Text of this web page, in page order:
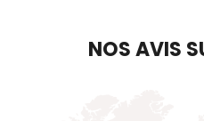
NOS AVIS